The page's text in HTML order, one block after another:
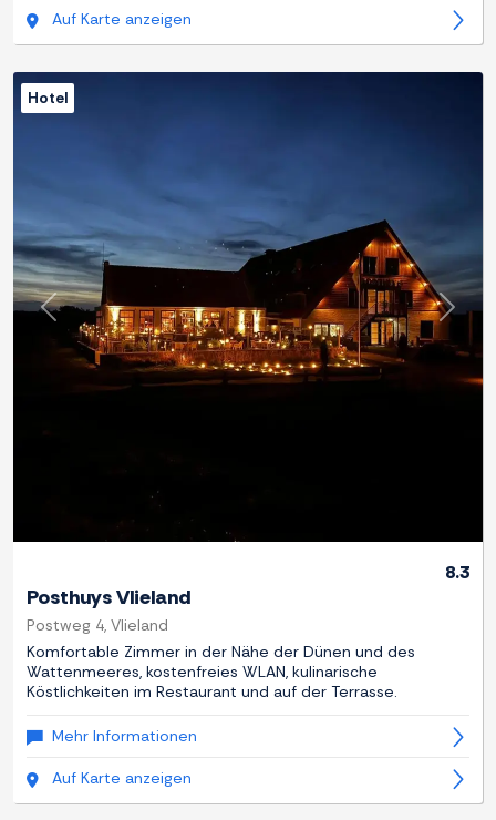
Auf Karte anzeigen
Zurück
Hotel
8.3
Posthuys Vlieland
Postweg 4, Vlieland
Komfortable Zimmer in der Nähe der Dünen und des
Wattenmeeres, kostenfreies WLAN, kulinarische
Köstlichkeiten im Restaurant und auf der Terrasse.
Mehr Informationen
Auf Karte anzeigen